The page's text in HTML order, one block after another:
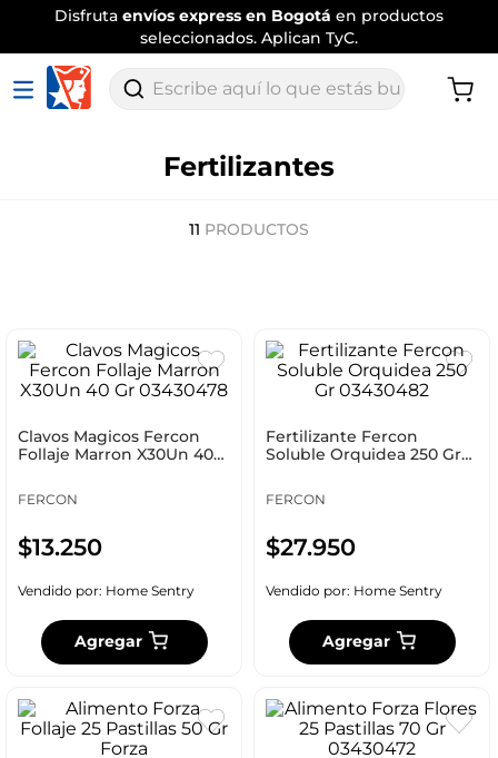
Disfruta envíos express en Bogotá en productos
seleccionados. Aplican TyC.
Escribe aquí lo que estás buscando
Fertilizantes
11 PRODUCTOS
Clavos Magicos Fercon
Follaje Marron X30Un 40
FERCON
$13.250
Vendido por: Home Sentry
Agregar
Fertilizante Fercon
Soluble Orquidea 250 Gr
FERCON
$27.950
Vendido por: Home Sentry
Agregar